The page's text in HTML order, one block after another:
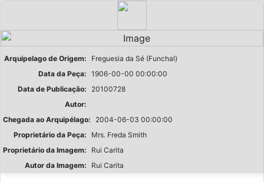
Arquipelago de Origem:
Freguesia da Sé (Funchal)
Data da Peça: 1906-00-00 00:00:00
Data de Publicação:
20100728
Autor:
Chegada ao Arquipélago:
2004-06-03 00:00:00
Proprietário da Peça:
Mrs. Freda Smith
Proprietário da Imagem:
Rui Carita
Autor da Imagem:
Rui Carita